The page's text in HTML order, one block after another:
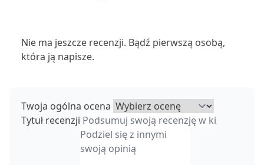
Nie ma jeszcze recenzji. Bądź pierwszą osobą,
która ją napisze.
Twoja ogólna ocena
Tytuł recenzji